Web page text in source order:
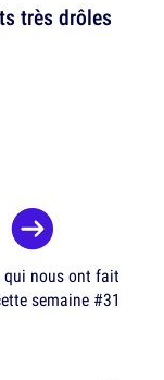
très drôles
nous ont fait
semaine #31